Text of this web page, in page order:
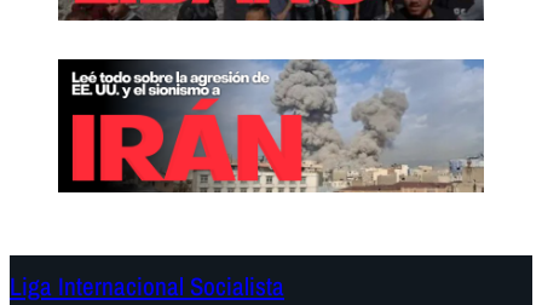
Liga Internacional Socialista